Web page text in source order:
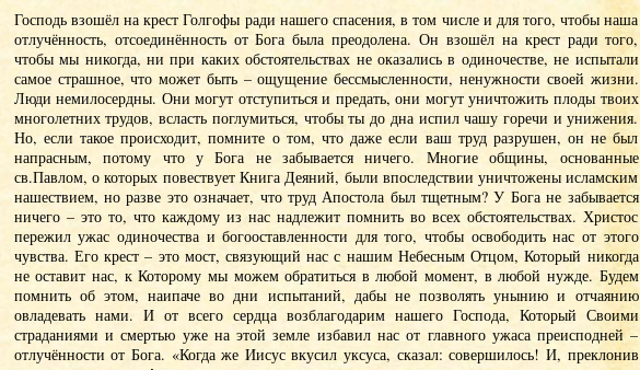
Господь взошёл на крест Голгофы ради нашего спасения, в том числе и для того, чтобы наша
отлучённость, отсоединённость от Бога была преодолена. Он взошёл на крест ради того,
чтобы мы никогда, ни при каких обстоятельствах не оказались в одиночестве, не испытали
самое страшное, что может быть – ощущение бессмысленности, ненужности своей жизни.
Люди немилосердны. Они могут отступиться и предать, они могут уничтожить плоды твоих
многолетних трудов, всласть поглумиться, чтобы ты до дна испил чашу горечи и унижения.
Но, если такое происходит, помните о том, что даже если ваш труд разрушен, он не был
напрасным, потому что у Бога не забывается ничего. Многие общины, основанные
св.Павлом, о которых повествует Книга Деяний, были впоследствии уничтожены исламским
нашествием, но разве это означает, что труд Апостола был тщетным? У Бога не забывается
ничего – это то, что каждому из нас надлежит помнить во всех обстоятельствах. Христос
пережил ужас одиночества и богооставленности для того, чтобы освободить нас от этого
чувства. Его крест – это мост, связующий нас с нашим Небесным Отцом, Который никогда
не оставит нас, к Которому мы можем обратиться в любой момент, в любой нужде. Будем
помнить об этом, наипаче во дни испытаний, дабы не позволять унынию и отчаянию
овладевать нами. И от всего сердца возблагодарим нашего Господа, Который Своими
страданиями и смертью уже на этой земле избавил нас от главного ужаса преисподней –
отлучённости от Бога. «Когда же Иисус вкусил уксуса, сказал: совершилось! И, преклонив